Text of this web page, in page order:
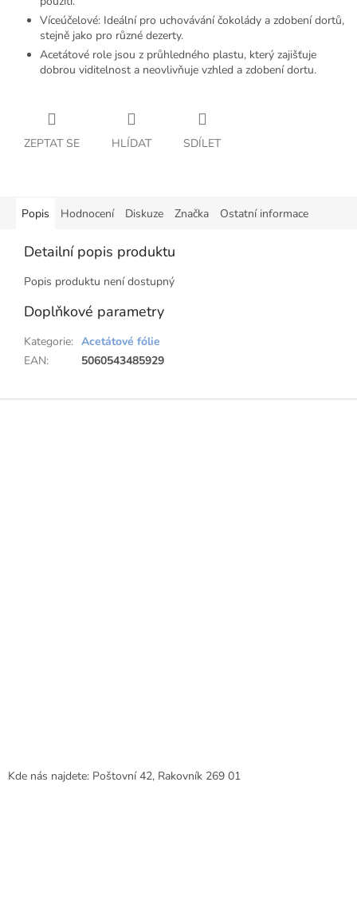
Víceúčelové: Ideální pro uchovávání čokolády a zdobení dortů,
stejně jako pro různé dezerty.
Acetátové role jsou z průhledného plastu, který zajišťuje
dobrou viditelnost a neovlivňuje vzhled a zdobení dortu.
ZEPTAT SE HLÍDAT SDÍLET
Popis Hodnocení Diskuze Značka Ostatní informace
Detailní popis produktu
Popis produktu není dostupný
Doplňkové parametry
Kategorie: Acetátové fólie
EAN: 5060543485929
Z
Kde nás najdete: Poštovní 42, Rakovník 269 01